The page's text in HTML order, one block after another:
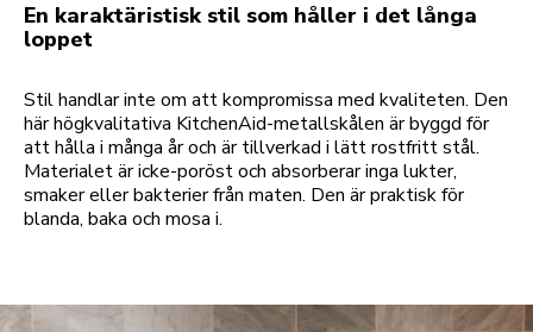
En karaktäristisk stil som håller i det långa
loppet
Stil handlar inte om att kompromissa med kvaliteten. Den
här högkvalitativa KitchenAid-metallskålen är byggd för
att hålla i många år och är tillverkad i lätt rostfritt stål.
Materialet är icke-poröst och absorberar inga lukter,
smaker eller bakterier från maten. Den är praktisk för
blanda, baka och mosa i.